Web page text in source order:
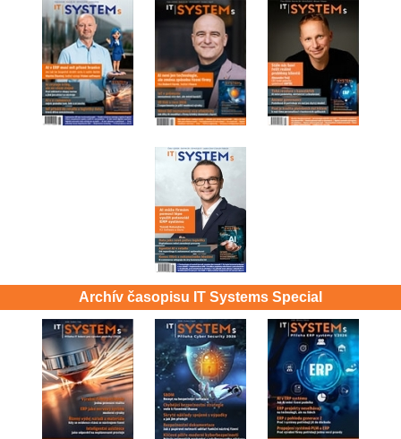
Archív časopisu IT Systems Special